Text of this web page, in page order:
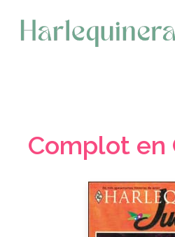
contenido
Complot en